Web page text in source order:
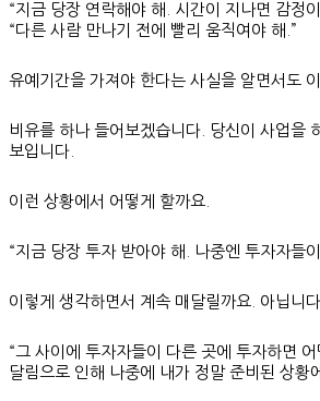
“지금 당장 연락해야 해. 시간이 지나면 감정
“다른 사람 만나기 전에 빨리 움직여야 해.”
유예기간을 가져야 한다는 사실을 알면서도
비유를 하나 들어보겠습니다. 당신이 사업을
보입니다.
이런 상황에서 어떻게 할까요.
“지금 당장 투자 받아야 해. 나중엔 투자자들
이렇게 생각하면서 계속 매달릴까요. 아닙니
“그 사이에 투자자들이 다른 곳에 투자하면
달림으로 인해 나중에 내가 정말 준비된 상황